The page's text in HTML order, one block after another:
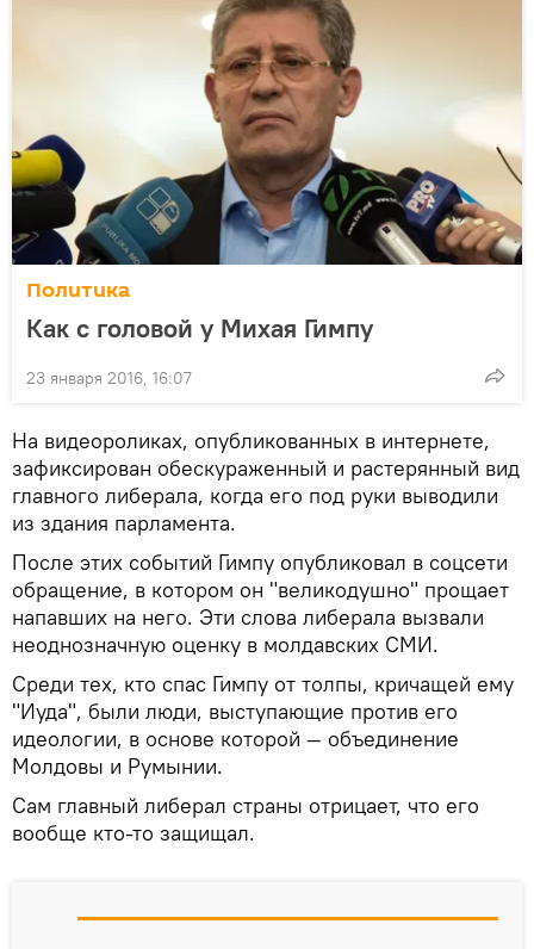
Политика
Как с головой у Михая Гимпу
23 января 2016, 16:07
На видеороликах, опубликованных в интернете,
зафиксирован обескураженный и растерянный вид
главного либерала, когда его под руки выводили
из здания парламента.
После этих событий Гимпу опубликовал в соцсети
обращение, в котором он "великодушно" прощает
напавших на него. Эти слова либерала вызвали
неоднозначную оценку в молдавских СМИ.
Среди тех, кто спас Гимпу от толпы, кричащей ему
"Иуда", были люди, выступающие против его
идеологии, в основе которой — объединение
Молдовы и Румынии.
Сам главный либерал страны отрицает, что его
вообще кто-то защищал.